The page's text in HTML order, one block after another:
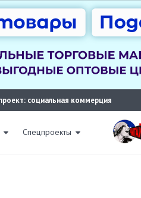
социальная коммерция
Спецпроекты